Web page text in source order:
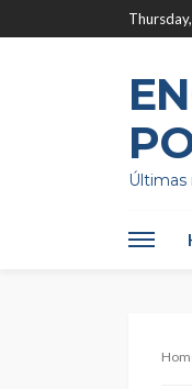
Últimas